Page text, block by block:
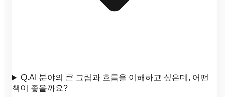
Q.AI 분야의 큰 그림과 흐름을 이해하고 싶은데, 어떤
책이 좋을까요?